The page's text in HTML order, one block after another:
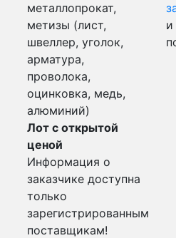
металлопрокат,
метизы (лист,
швеллер, уголок,
арматура,
проволока,
оцинковка, медь,
алюминий)
Лот с открытой
ценой
Информация о
заказчике доступна
только
зарегистрированным
поставщикам!
и